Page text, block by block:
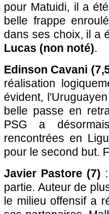
pour Matuidi, il a
belle frappe
dans ses choix, il a
Lucas (non noté).
Edinson Cavani
réalisation
évident,
belle passe en
PSG a
rencontrées en
pour le second but.
Javier Pastore (7)
partie. Auteur de
le milieu offensif a